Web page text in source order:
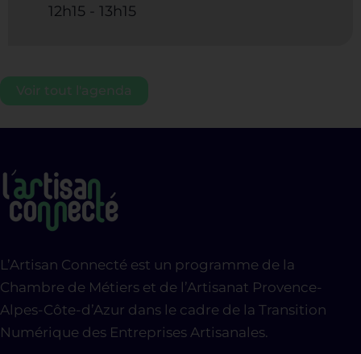
12h15 - 13h15
Voir tout l'agenda
L’Artisan Connecté est un programme de la
Chambre de Métiers et de l’Artisanat Provence-
Alpes-Côte-d’Azur dans le cadre de la Transition
Numérique des Entreprises Artisanales.